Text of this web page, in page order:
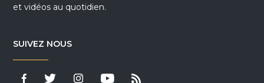
et vidéos au quotidien.
SUIVEZ NOUS